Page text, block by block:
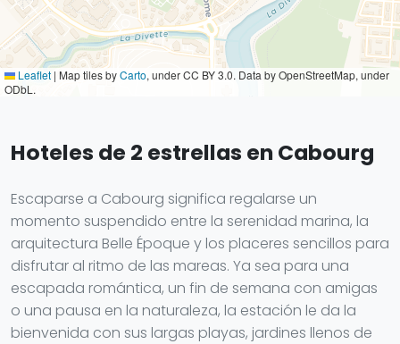
Leaflet | Map tiles byCarto, under CC BY 3.0. Data by OpenStreetMap, under
ODbL.
Hoteles de 2 estrellas en Cabourg
Escaparse a Cabourg significa regalarse un
momento suspendido entre la serenidad marina, la
arquitectura Belle Époque y los placeres sencillos para
disfrutar al ritmo de las mareas. Ya sea para una
escapada romántica, un fin de semana con amigas
o una pausa en la naturaleza, la estación le da la
bienvenida con sus largas playas, jardines llenos de